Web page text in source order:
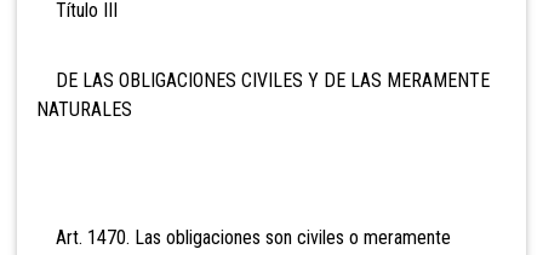
Título III
DE LAS OBLIGACIONES CIVILES Y DE LAS MERAMENTE
NATURALES
Art. 1470. Las obligaciones son civiles o meramente